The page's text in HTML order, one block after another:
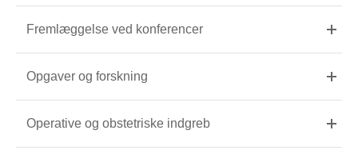
Fremlæggelse ved konferencer
Opgaver og forskning
Operative og obstetriske indgreb